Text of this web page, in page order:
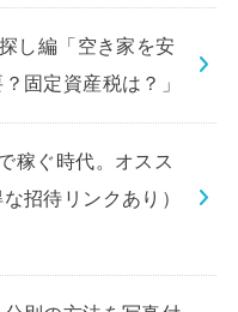
し編「空き家を安
固定資産税は？」
稼ぐ時代。オスス
招待リンクあり）